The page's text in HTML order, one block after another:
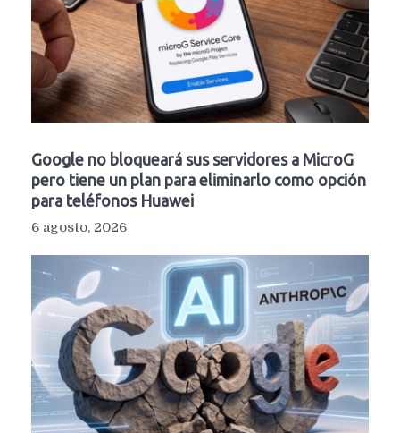
Google no bloqueará sus servidores a MicroG
pero tiene un plan para eliminarlo como opción
para teléfonos Huawei
6 agosto, 2026